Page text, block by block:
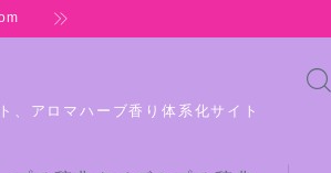
、アロマハーブ香り体系化サイト